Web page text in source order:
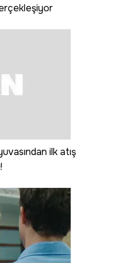
ilk atış